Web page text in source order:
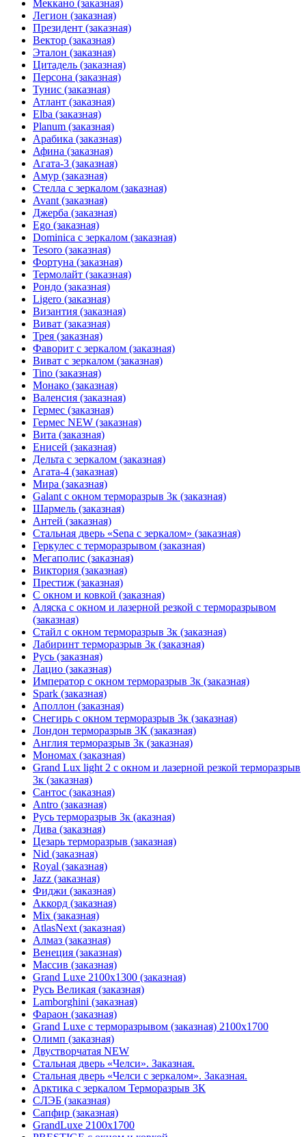
Меккано (заказная)
Легион (заказная)
Президент (заказная)
Вектор (заказная)
Эталон (заказная)
Цитадель (заказная)
Персона (заказная)
Тунис (заказная)
Атлант (заказная)
Elba (заказная)
Planum (заказная)
Арабика (заказная)
Афина (заказная)
Агата-3 (заказная)
Амур (заказная)
Стелла с зеркалом (заказная)
Avant (заказная)
Джерба (заказная)
Ego (заказная)
Dominica с зеркалом (заказная)
Tesoro (заказная)
Фортуна (заказная)
Термолайт (заказная)
Рондо (заказная)
Ligero (заказная)
Византия (заказная)
Виват (заказная)
Трея (заказная)
Фаворит с зеркалом (заказная)
Виват с зеркалом (заказная)
Tino (заказная)
Монако (заказная)
Валенсия (заказная)
Гермес (заказная)
Гермес NEW (заказная)
Вита (заказная)
Енисей (заказная)
Дельта с зеркалом (заказная)
Агата-4 (заказная)
Мира (заказная)
Galant с окном терморазрыв 3к (заказная)
Шармель (заказная)
Антей (заказная)
Стальная дверь «Sena с зеркалом» (заказная)
Геркулес с терморазрывом (заказная)
Мегаполис (заказная)
Виктория (заказная)
Престиж (заказная)
С окном и ковкой (заказная)
Аляска с окном и лазерной резкой с терморазрывом
(заказная)
Стайл с окном терморазрыв 3к (заказная)
Лабиринт терморазрыв 3к (заказная)
Русь (заказная)
Лацио (заказная)
Император с окном терморазрыв 3к (заказная)
Spark (заказная)
Аполлон (заказная)
Снегирь с окном терморазрыв 3к (заказная)
Лондон терморазрыв 3К (заказная)
Англия терморазрыв 3к (заказная)
Мономах (заказная)
Grand Lux light 2 с окном и лазерной резкой терморазрыв
3к (заказная)
Сантос (заказная)
Antro (заказная)
Русь терморазрыв 3к (аказная)
Дива (заказная)
Цезарь терморазрыв (заказная)
Nid (заказная)
Royal (заказная)
Jazz (заказная)
Фиджи (заказная)
Аккорд (заказная)
Mix (заказная)
AtlasNext (заказная)
Алмаз (заказная)
Венеция (заказная)
Массив (заказная)
Grand Luxe 2100х1300 (заказная)
Русь Великая (заказная)
Lamborghini (заказная)
Фараон (заказная)
Grand Luxe с терморазрывом (заказная) 2100х1700
Олимп (заказная)
Двустворчатая NEW
Стальная дверь «Челси». Заказная.
Стальная дверь «Челси с зеркалом». Заказная.
Арктика с зеркалом Терморазрыв 3К
СЛЭБ (заказная)
Сапфир (заказная)
GrandLuxe 2100х1700